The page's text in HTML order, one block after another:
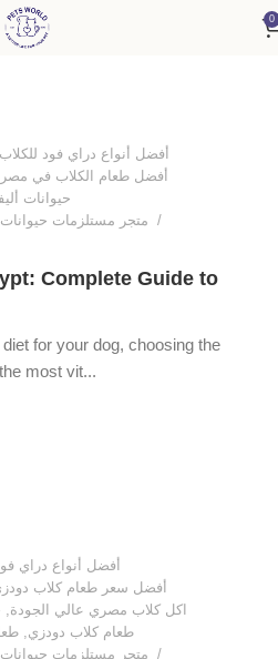
0
أفضل أنواع دراي فود للكلاب
أفضل طعام الكلاب في مصر
حيوانات
متجر مستلزمات حيوانات
Complete Guide to
for your dog, choosing the
most vit...
أفضل أنواع دراي
أفضل سعر طعام كلاب
اكل كلاب مصري عالي الجودة,
طعام كلاب دودزي,
متجر مستلزمات حيوانات